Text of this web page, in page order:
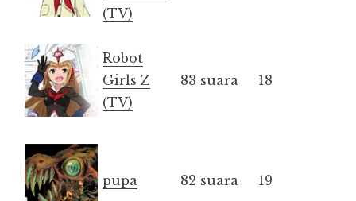
(TV)
Robot
Girls Z
(TV)
83 suara 18
pupa 82 suara 19